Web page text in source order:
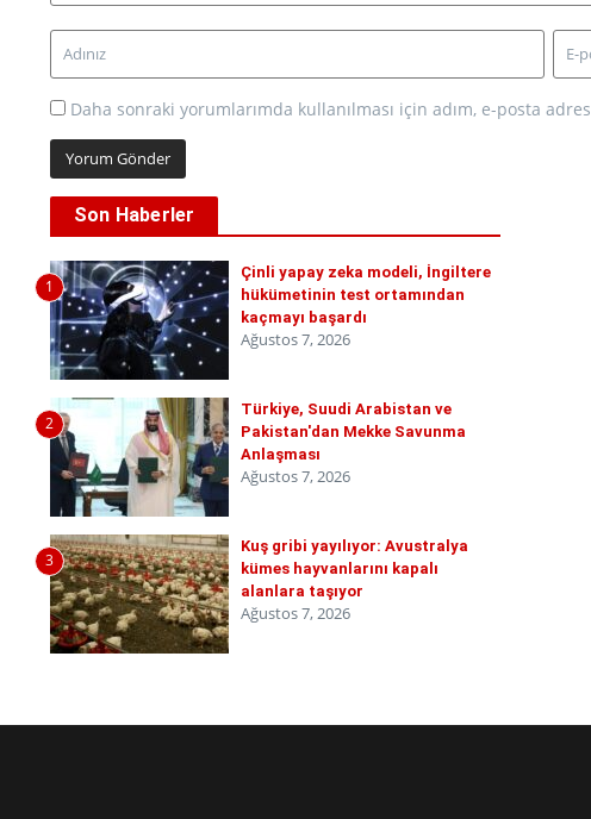
Daha sonraki yorumlarımda kullanılması için adım, e-posta
Son Haberler
1
Çinli yapay zeka modeli, İngiltere
hükümetinin test ortamından
kaçmayı başardı
Ağustos 7, 2026
2
Türkiye, Suudi Arabistan ve
Pakistan'dan Mekke Savunma
Anlaşması
Ağustos 7, 2026
3
Kuş gribi yayılıyor: Avustralya
kümes hayvanlarını kapalı
alanlara taşıyor
Ağustos 7, 2026